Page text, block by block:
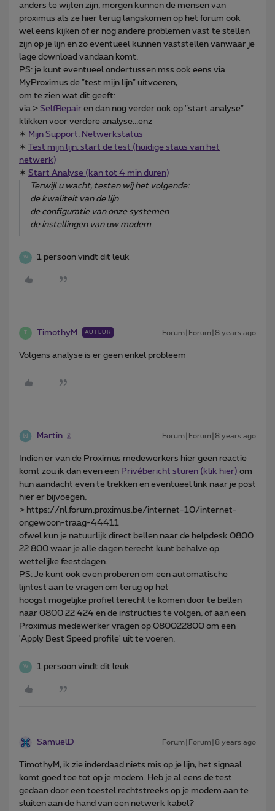
anders te wijten zijn, morgen kunnen de mensen van
proximus als ze hier terug langskomen op het forum ook
wel eens kijken of er nog andere problemen vast te stellen
zijn op je lijn en zo eventueel kunnen vaststellen vanwaar je
lage download vandaan komt.
PS: je kunt eventueel ondertussen mss ook eens via
MyProximus de "test mijn lijn" uitvoeren,
om te zien wat dit geeft:
via > SelfRepair en dan nog verder ook op "start analyse"
klikken voor verdere analyse...enz
✶ Mijn Support: Netwerkstatus
✶ Test mijn lijn: start de test (huidige staus van het
netwerk)
✶ Start Analyse (kan tot 4 min duren)
Terwijl u wacht, testen wij het volgende:
de kwaliteit van de lijn
de configuratie van onze systemen
de instellingen van uw modem
W 1 persoon vindt dit leuk
TimothyM AUTEUR Forum|Forum|8 years ago
Volgens analyse is er geen enkel probleem
Martin Forum|Forum|8 years ago
Indien er van de Proximus medewerkers hier geen reactie
komt zou ik dan even een Privébericht sturen (klik hier) om
hun aandacht even te trekken en eventueel link naar je post
hier er bijvoegen,
> https://nl.forum.proximus.be/internet-10/internet-
ongewoon-traag-44411
ofwel kun je natuurlijk direct bellen naar de helpdesk 0800
22 800 waar je alle dagen terecht kunt behalve op
wettelijke feestdagen.
PS: Je kunt ook even proberen om een automatische
lijntest aan te vragen om terug op het
hoogst mogelijke profiel terecht te komen door te bellen
naar 0800 22 424 en de instructies te volgen, of aan een
Proximus medewerker vragen op 080022800 om een
'Apply Best Speed profile' uit te voeren.
W 1 persoon vindt dit leuk
SamuelD Forum|Forum|8 years ago
TimothyM, ik zie inderdaad niets mis op je lijn, het signaal
komt goed toe tot op je modem. Heb je al eens de test
gedaan door een toestel rechtstreeks op je modem aan te
sluiten aan de hand van een netwerk kabel?